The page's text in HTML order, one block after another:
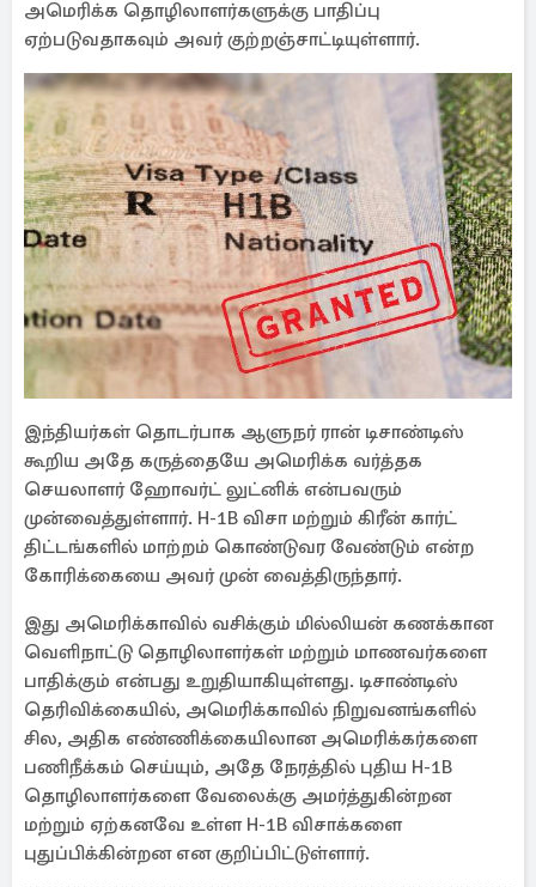
அமெரிக்க தொழிலாளர்களுக்கு பாதிப்பு
ஏற்படுவதாகவும் அவர் குற்றஞ்சாட்டியுள்ளார்.
இந்தியர்கள் தொடர்பாக ஆளுநர் ரான் டிசாண்டிஸ்
கூறிய அதே கருத்தையே அமெரிக்க வர்த்தக
செயலாளர் ஹோவர்ட் லுட்னிக் என்பவரும்
முன்வைத்துள்ளார். H-1B விசா மற்றும் கிரீன் கார்ட்
திட்டங்களில் மாற்றம் கொண்டுவர வேண்டும் என்ற
கோரிக்கையை அவர் முன் வைத்திருந்தார்.
இது அமெரிக்காவில் வசிக்கும் மில்லியன் கணக்கான
வெளிநாட்டு தொழிலாளர்கள் மற்றும் மாணவர்களை
பாதிக்கும் என்பது உறுதியாகியுள்ளது. டிசாண்டிஸ்
தெரிவிக்கையில், அமெரிக்காவில் நிறுவனங்களில்
சில, அதிக எண்ணிக்கையிலான அமெரிக்கர்களை
பணிநீக்கம் செய்யும், அதே நேரத்தில் புதிய H-1B
தொழிலாளர்களை வேலைக்கு அமர்த்துகின்றன
மற்றும் ஏற்கனவே உள்ள H-1B விசாக்களை
புதுப்பிக்கின்றன என குறிப்பிட்டுள்ளார்.